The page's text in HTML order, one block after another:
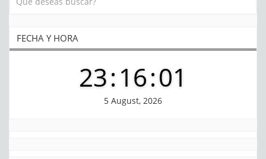
FECHA Y HORA
23:16:01
5 August, 2026